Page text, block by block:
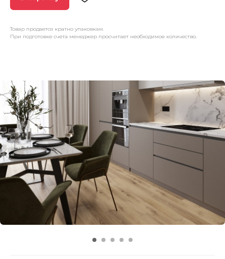
Товар продается кратно упаковкам.
При подготовке счета менеджер просчитает необходимое количество.